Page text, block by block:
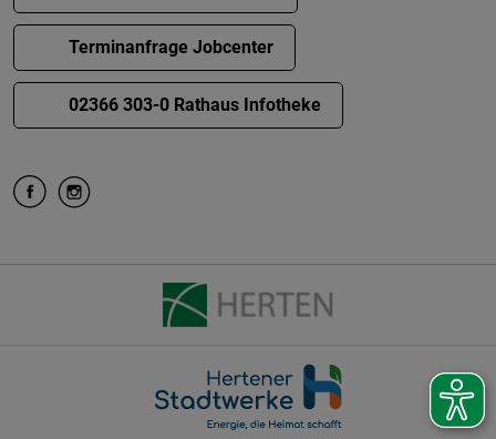
Terminanfrage Jobcenter
02366 303-0 Rathaus Infotheke